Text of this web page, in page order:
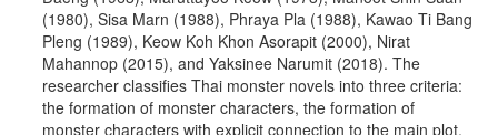
(1980), Sisa Marn (1988), Phraya Pla (1988), Kawao Ti Bang
Pleng (1989), Keow Koh Khon Asorapit (2000), Nirat
Mahannop (2015), and Yaksinee Narumit (2018). The
researcher classifies Thai monster novels into three criteria:
the formation of monster characters, the formation of
monster characters with explicit connection to the main plot,